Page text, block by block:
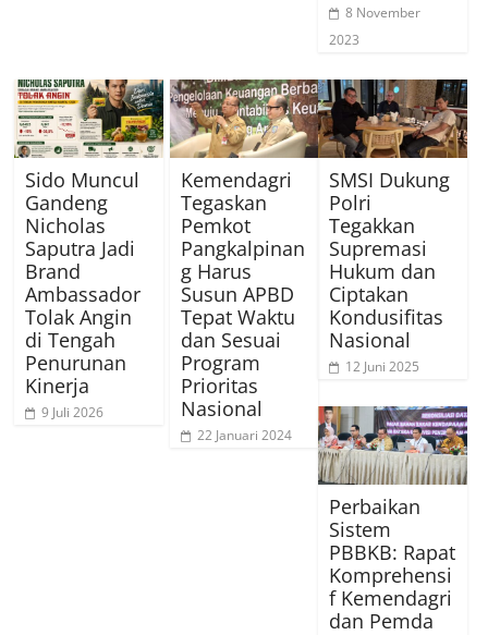
8 November
2023
Sido Muncul
Gandeng
Nicholas
Saputra Jadi
Brand
Ambassador
Tolak Angin
di Tengah
Penurunan
Kinerja
9 Juli 2026
Kemendagri
Tegaskan
Pemkot
Pangkalpinan
g Harus
Susun APBD
Tepat Waktu
dan Sesuai
Program
Prioritas
Nasional
22 Januari 2024
SMSI Dukung
Polri
Tegakkan
Supremasi
Hukum dan
Ciptakan
Kondusifitas
Nasional
12 Juni 2025
Perbaikan
Sistem
PBBKB: Rapat
Komprehensi
f Kemendagri
dan Pemda